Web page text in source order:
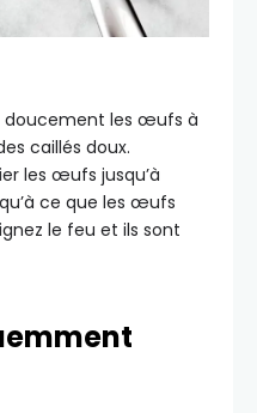
doucement les œufs à
caillés doux.
les œufs jusqu’à
ce que les œufs
le feu et ils sont